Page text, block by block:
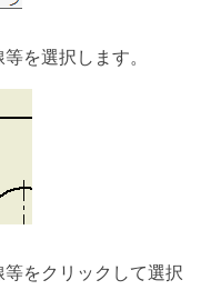
を選択します。
をクリックして選択